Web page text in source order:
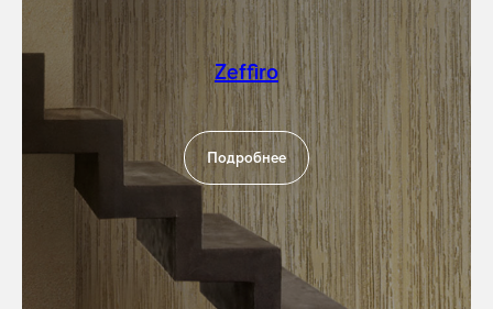
Zeffiro
Подробнее